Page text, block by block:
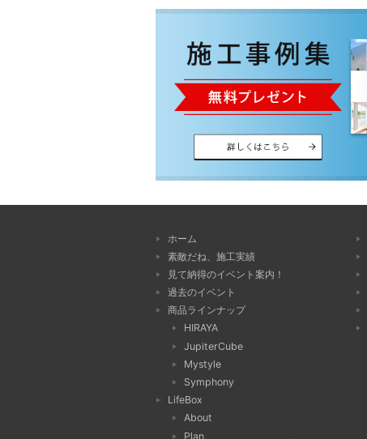
ホーム
素敵だね、施工実績
見て納得のイベント案内！
過去のイベント
商品ラインナップ
HIRAYA
JupiterCube
Mystyle
Symphony
LifeBox
About
Plan